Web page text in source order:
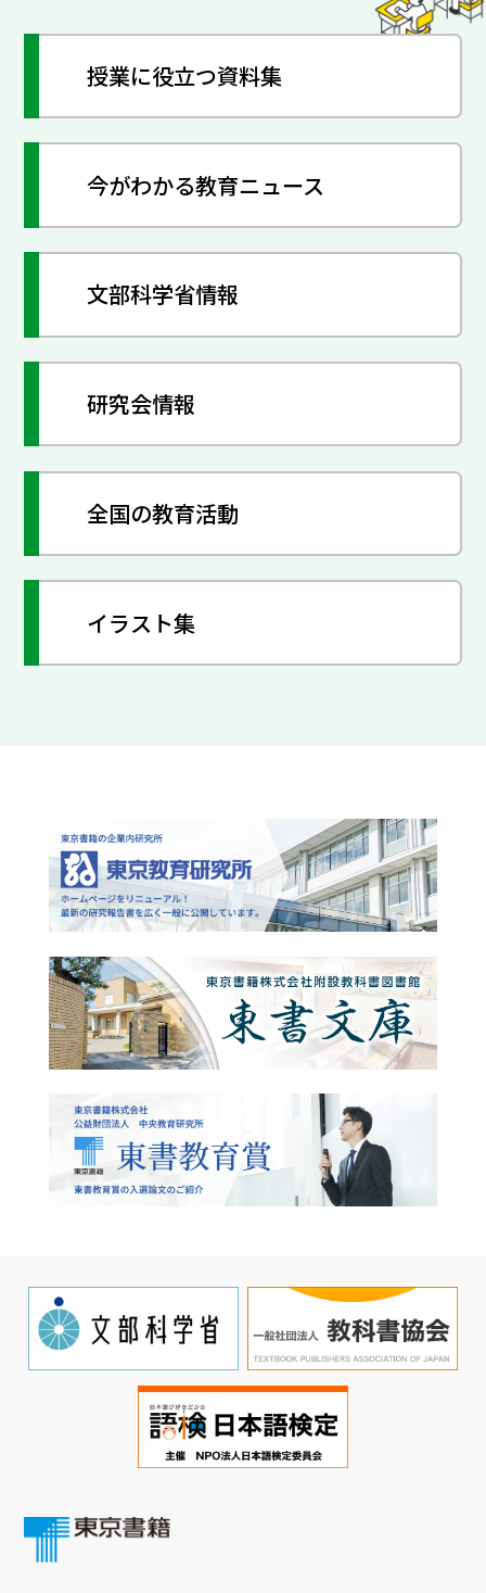
授業に役立つ資料集
今がわかる教育ニュース
文部科学省情報
研究会情報
全国の教育活動
イラスト集